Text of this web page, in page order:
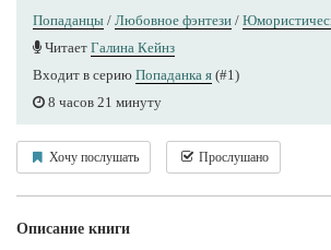
Попаданцы / Любовное фэнтези /
Читает Галина Кейнз
Входит в серию Попаданка я (#1)
8 часов 21 минуту
Хочу послушать Прослушано
Описание книги